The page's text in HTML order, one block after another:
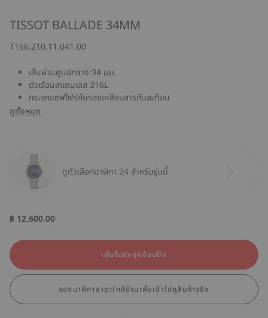
TISSOT BALLADE 34MM
T156.210.11.041.00
เส้นผ่านศูนย์กลาง:34 มม.
ตัวเรือนสแตนเลส 316L
กระจกแซฟไฟร์กันรอยเคลือบสารกันสะท้อน
ดูทั้งหมด
ดูตัวเลือกนาฬิกา 24 สำหรับรุ่นนี้
฿ 12,600.00
เพิ่มไปยังถุงช้อปปิ้ง
จองนาฬิกาสาขาใกล้บ้านเพื่อเข้าไปดูสินค้าจริง